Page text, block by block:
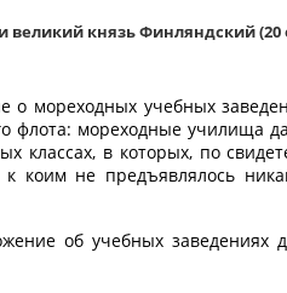
князь Финляндский (20
мореходных учебных
флота: мореходные училища
в которых, по
не предъявлялось
об учебных заведениях